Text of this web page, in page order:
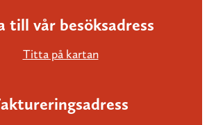
till vår besöksadress
Titta på kartan